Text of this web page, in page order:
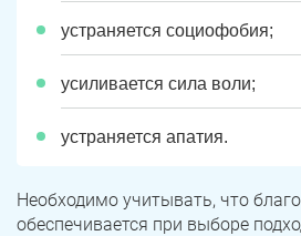
устраняется социофобия;
усиливается сила воли;
устраняется апатия.
Необходимо учитывать, что
обеспечивается при выборе